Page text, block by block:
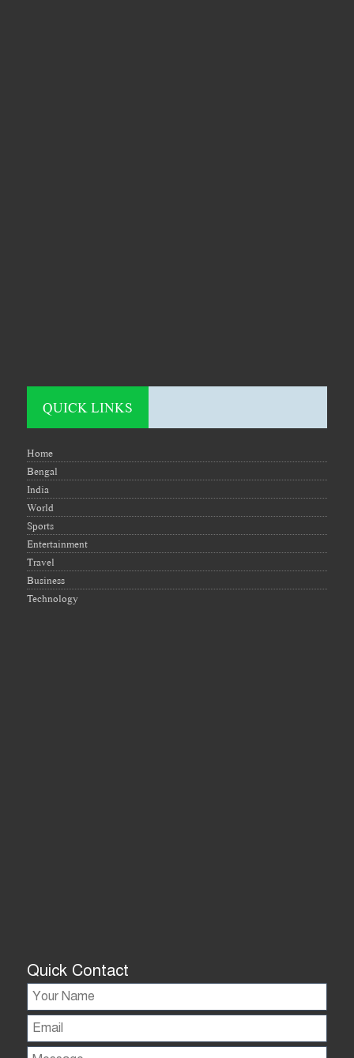
QUICK LINKS
Home
Bengal
India
World
Sports
Entertainment
Travel
Business
Technology
Quick Contact